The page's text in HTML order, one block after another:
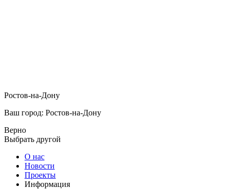
Ростов-на-Дону
Ваш город: Ростов-на-Дону
Верно
Выбрать другой
О нас
Новости
Проекты
Информация